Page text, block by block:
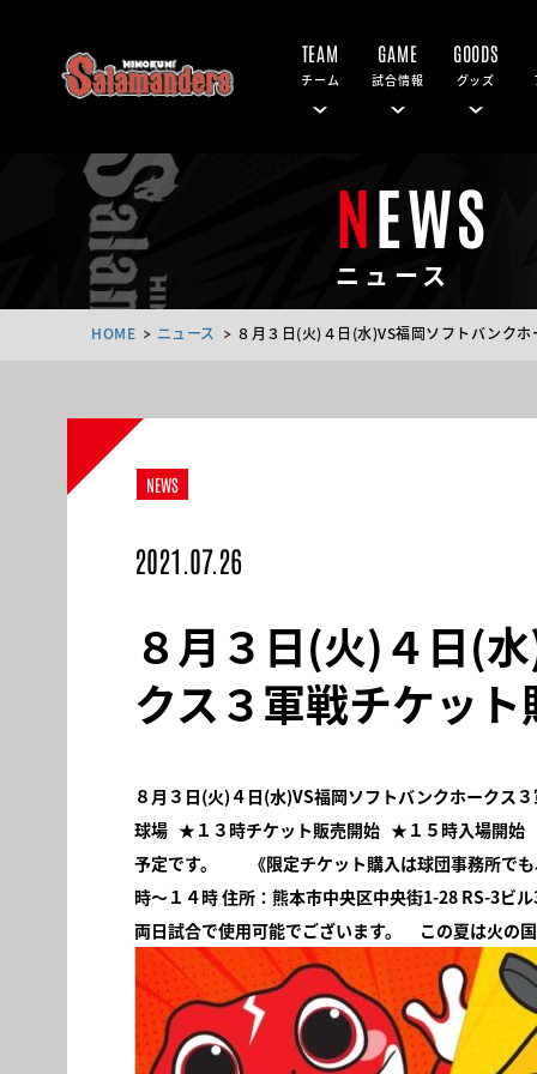
TEAM
チーム
GAME
試合情報
GOODS
グッズ
NEWS
ニュース
HOME ニュース ８月３日(火)４日(水)VS福岡ソフトバンク
NEWS
2021.07.26
８月３日(火)４日(
クス３軍戦チケッ
８月３日(火)４日(水)VS福岡ソフトバンクホークス
球場 ★１３時チケット販売開始 ★１５時入場開始
予定です。
《限定チケット購入は球団事務所で
時～１４時住所：熊本市中央区中央街1-28 RS-3ビ
両日試合で使用可能でございます。
この夏は火の